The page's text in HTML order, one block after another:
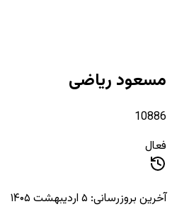
مسعود ریاضی
10886
فعال
آخرین بروزرسانی: ۵ اردیبهشت ۱۴۰۵